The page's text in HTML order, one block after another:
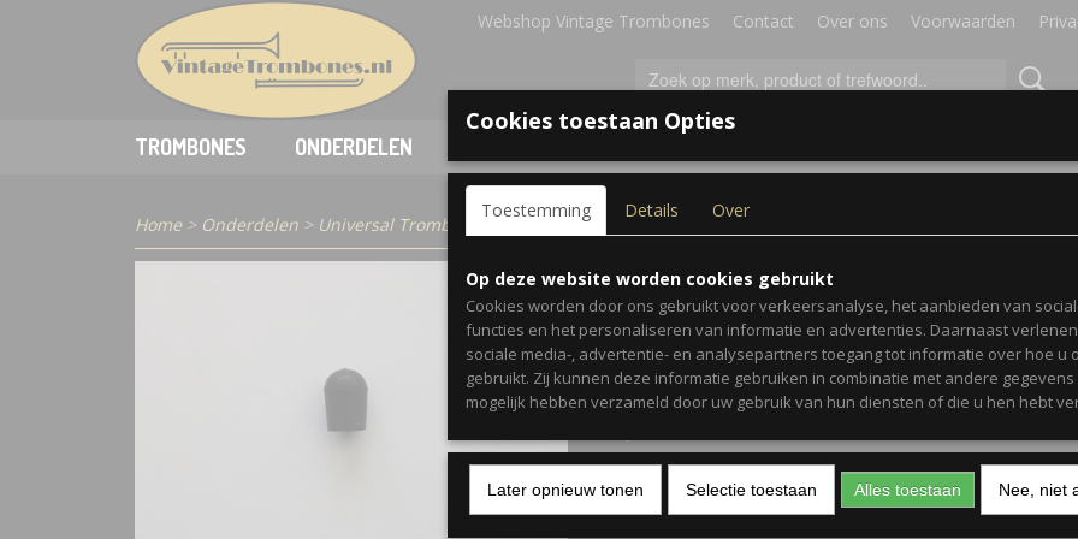
Webshop Vintage Trombones Contact Over ons Voorwaarden
TROMBONES ONDERDELEN
Home > Onderdelen > Universal Trombone Rubber Bumper
Universal Trombone
Bumper
€ 2,00 (inclusief btw 21%)
Aantal
Cookies toestaan Opties
Toestemming Details Over
Op deze website worden cookies gebruikt
Cookies worden door ons gebruikt voor verkeersanalyse, het aanbieden van
functies en het personaliseren van informatie en advertenties. Daarnaast
sociale media-, advertentie- en analysepartners toegang tot informatie over hoe u
gebruikt. Zij kunnen deze informatie gebruiken in combinatie met andere gegevens
mogelijk hebben verzameld door uw gebruik van hun diensten of die u hen hebt
Later opnieuw tonen Selectie toestaan Alles toestaan Nee, niet